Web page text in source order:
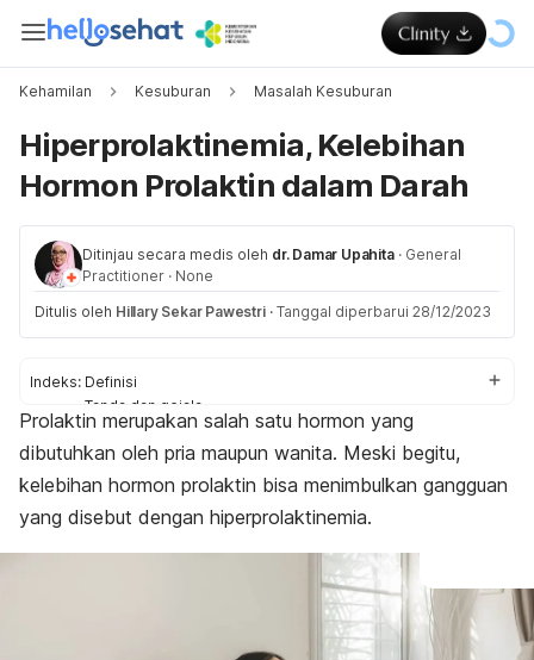
Kehamilan Kesuburan Masalah Kesuburan
Hiperprolaktinemia, Kelebihan
Hormon Prolaktin dalam Darah
Ditinjau secara medis oleh dr. Damar Upahita · General
Practitioner · None
Ditulis oleh Hillary Sekar Pawestri · Tanggal diperbarui 28/12/2023
Indeks: Definisi
Tanda dan gejala
Penyebab
Diagnosis
Pengobatan
Prolaktin merupakan salah satu hormon yang
dibutuhkan oleh pria maupun wanita. Meski begitu,
kelebihan hormon prolaktin bisa menimbulkan gangguan
yang disebut dengan hiperprolaktinemia.